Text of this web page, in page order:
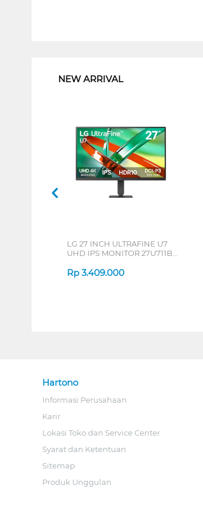
NEW ARRIVAL
LG 27 INCH ULTRAFINE U7
UHD IPS MONITOR 27U711B-
Rp 3.409.000
Hartono
Informasi Perusahaan
Karir
Lokasi Toko dan Service Center
Syarat dan Ketentuan
Sitemap
Produk Unggulan